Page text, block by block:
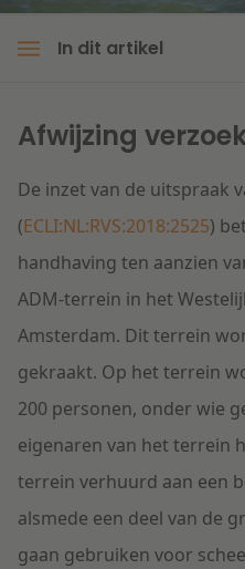
In dit artikel
Afwijzing
De inzet van de uitspraak
(ECLI:NL:RVS:2018:2525)
handhaving ten aanzien
ADM-terrein in het
Amsterdam. Dit terrein
gekraakt. Op het terrein
200 personen, onder wie
eigenaren van het terrein
terrein verhuurd aan een
alsmede een deel van de
gaan gebruiken voor